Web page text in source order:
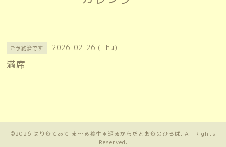
ご予約済です 2026-02-26 (Thu)
満席
©2026 はり灸てあて ま〜る養生＊巡るからだとお灸のひろば. All Rights
Reserved.